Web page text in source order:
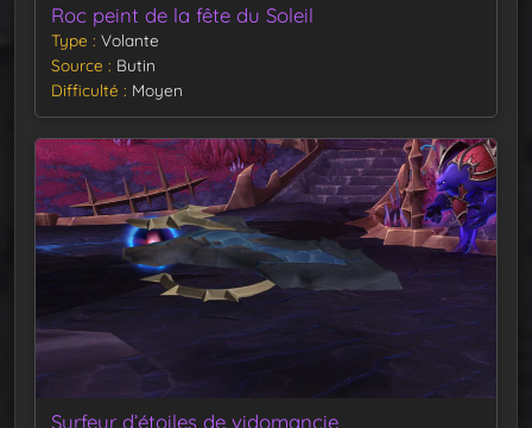
Roc peint de la fête du Soleil
Type
Volante
Source
Butin
Difficulté
Moyen
Surfeur d’étoiles de vidomancie